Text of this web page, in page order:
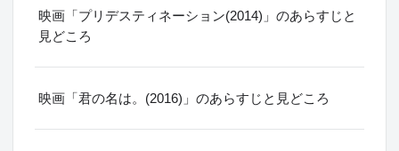
映画「プリデスティネーション(2014)」のあらすじと
見どころ
映画「君の名は。(2016)」のあらすじと見どころ